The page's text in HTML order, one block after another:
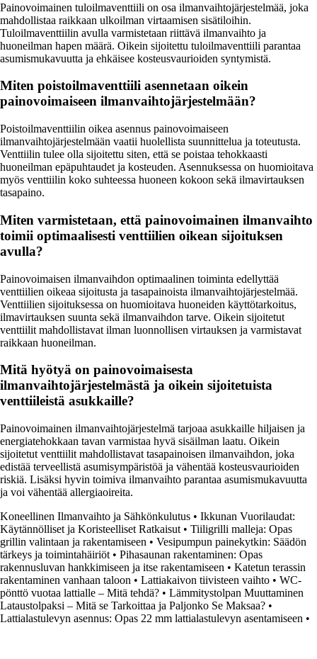
Painovoimainen tuloilmaventtiili on osa ilmanvaihtojärjestelmää, joka
mahdollistaa raikkaan ulkoilman virtaamisen sisätiloihin.
Tuloilmaventtiilin avulla varmistetaan riittävä ilmanvaihto ja
huoneilman hapen määrä. Oikein sijoitettu tuloilmaventtiili parantaa
asumismukavuutta ja ehkäisee kosteusvaurioiden syntymistä.
Miten poistoilmaventtiili asennetaan oikein
painovoimaiseen ilmanvaihtojärjestelmään?
Poistoilmaventtiilin oikea asennus painovoimaiseen
ilmanvaihtojärjestelmään vaatii huolellista suunnittelua ja toteutusta.
Venttiilin tulee olla sijoitettu siten, että se poistaa tehokkaasti
huoneilman epäpuhtaudet ja kosteuden. Asennuksessa on huomioitava
myös venttiilin koko suhteessa huoneen kokoon sekä ilmavirtauksen
tasapaino.
Miten varmistetaan, että painovoimainen ilmanvaihto
toimii optimaalisesti venttiilien oikean sijoituksen
avulla?
Painovoimaisen ilmanvaihdon optimaalinen toiminta edellyttää
venttiilien oikeaa sijoitusta ja tasapainoista ilmanvaihtojärjestelmää.
Venttiilien sijoituksessa on huomioitava huoneiden käyttötarkoitus,
ilmavirtauksen suunta sekä ilmanvaihdon tarve. Oikein sijoitetut
venttiilit mahdollistavat ilman luonnollisen virtauksen ja varmistavat
raikkaan huoneilman.
Mitä hyötyä on painovoimaisesta
ilmanvaihtojärjestelmästä ja oikein sijoitetuista
venttiileistä asukkaille?
Painovoimainen ilmanvaihtojärjestelmä tarjoaa asukkaille hiljaisen ja
energiatehokkaan tavan varmistaa hyvä sisäilman laatu. Oikein
sijoitetut venttiilit mahdollistavat tasapainoisen ilmanvaihdon, joka
edistää terveellistä asumisympäristöä ja vähentää kosteusvaurioiden
riskiä. Lisäksi hyvin toimiva ilmanvaihto parantaa asumismukavuutta
ja voi vähentää allergiaoireita.
Koneellinen Ilmanvaihto ja Sähkönkulutus • Ikkunan Vuorilaudat:
Käytännölliset ja Koristeelliset Ratkaisut • Tiiligrilli malleja: Opas
grillin valintaan ja rakentamiseen • Vesipumpun painekytkin: Säädön
tärkeys ja toimintahäiriöt • Pihasaunan rakentaminen: Opas
rakennusluvan hankkimiseen ja itse rakentamiseen • Katetun terassin
rakentaminen vanhaan taloon • Lattiakaivon tiivisteen vaihto • WC-
pönttö vuotaa lattialle – Mitä tehdä? • Lämmitystolpan Muuttaminen
Lataustolpaksi – Mitä se Tarkoittaa ja Paljonko Se Maksaa? •
Lattialastulevyn asennus: Opas 22 mm lattialastulevyn asentamiseen •